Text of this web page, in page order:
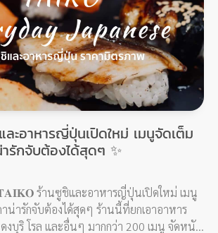
ละอาหารญี่ปุ่นเปิดใหม่ เมนูจัดเต็ม
รักจับต้องได้สุดๆ ✨
ร้านซูชิและอาหารญี่ปุ่นเปิดใหม่ เมนู
น่ารักจับต้องได้สุดๆ ร้านนี้ที่ยกเอาอาหาร
บุริ โรล และอื่นๆ มากกว่า 200 เมนู จัดหนัก